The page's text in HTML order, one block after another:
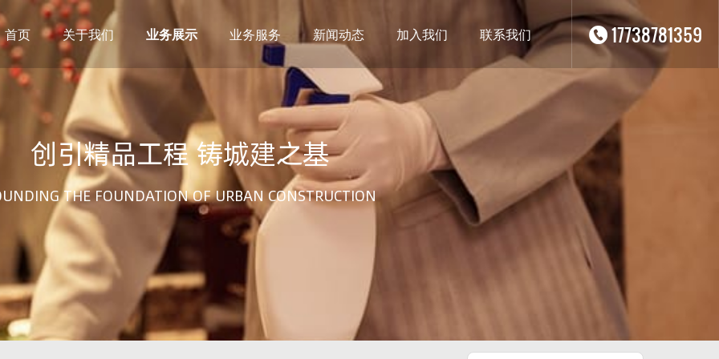
首页 关于我们 业务展示 业务服务 新闻动态 加入我们 联系我们 17738781359
创引精品工程 铸城建之基
THE FOUNDATION OF URBAN CONSTRUCTION